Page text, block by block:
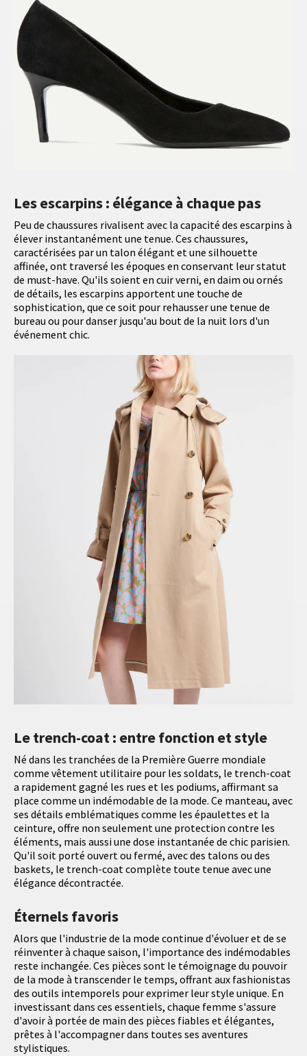
Les escarpins : élégance à chaque pas
Peu de chaussures rivalisent avec la capacité des escarpins à
élever instantanément une tenue. Ces chaussures,
caractérisées par un talon élégant et une silhouette
affinée, ont traversé les époques en conservant leur statut
de must-have. Qu'ils soient en cuir verni, en daim ou ornés
de détails, les escarpins apportent une touche de
sophistication, que ce soit pour rehausser une tenue de
bureau ou pour danser jusqu'au bout de la nuit lors d'un
événement chic.
Le trench-coat : entre fonction et style
Né dans les tranchées de la Première Guerre mondiale
comme vêtement utilitaire pour les soldats, le trench-coat
a rapidement gagné les rues et les podiums, affirmant sa
place comme un indémodable de la mode. Ce manteau, avec
ses détails emblématiques comme les épaulettes et la
ceinture, offre non seulement une protection contre les
éléments, mais aussi une dose instantanée de chic parisien.
Qu'il soit porté ouvert ou fermé, avec des talons ou des
baskets, le trench-coat complète toute tenue avec une
élégance décontractée.
Éternels favoris
Alors que l'industrie de la mode continue d'évoluer et de se
réinventer à chaque saison, l'importance des indémodables
reste inchangée. Ces pièces sont le témoignage du pouvoir
de la mode à transcender le temps, offrant aux fashionistas
des outils intemporels pour exprimer leur style unique. En
investissant dans ces essentiels, chaque femme s'assure
d'avoir à portée de main des pièces fiables et élégantes,
prêtes à l'accompagner dans toutes ses aventures
stylistiques.